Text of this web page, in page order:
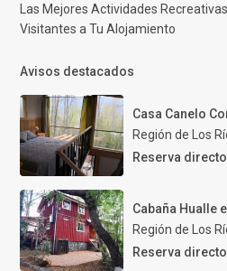
Las Mejores Actividades
Visitantes a Tu Alojamiento
Avisos destacados
Casa Canelo
Región de Los
Reserva
Cabaña Hualle
Región de Los
Reserva